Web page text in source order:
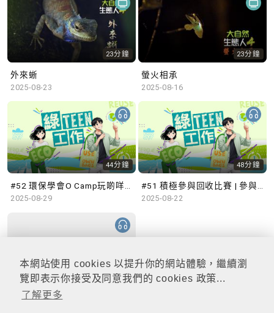
本網站使用 cookies 以提升你的網站體驗，繼續瀏
覽即表示你接受及同意我們的 cookies 政策...
了解更多
23分鐘
外來蜥
2025-08-23
23分鐘
螢火相承
2025-08-16
44分鐘
#52 環保學會O Camp玩啲咩？ | 參與學生: Sammi、Cardi、Charles (香港科技大學 環境管理及科技學生聯會)
2025-08-29
48分鐘
#51 積極參與回收比賽 | 參與學生: 巫巫、Vincy、Thomas (樂善堂顧超文中學) (「SGREEN 校際回收比賽」最積極參與學校獎 中學組銀獎得主)
2025-08-22
47分鐘